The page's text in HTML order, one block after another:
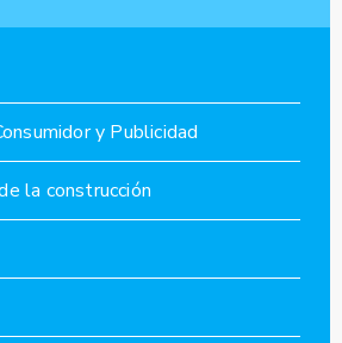
y Publicidad
la construcción